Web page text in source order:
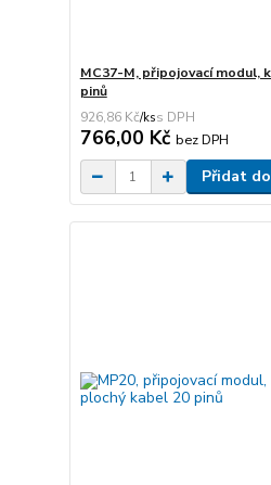
MC37-M, připojovací modul,
pinů
926,86 Kč/ks
766,00 Kč bez DPH
Přidat